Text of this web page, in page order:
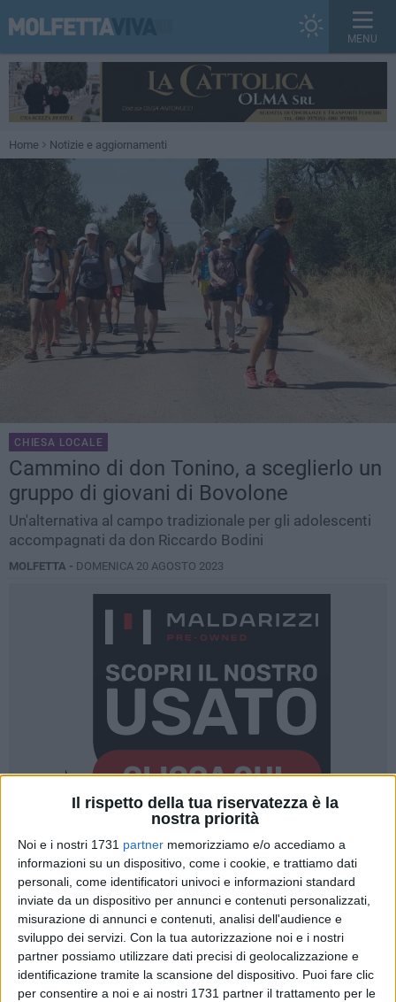
Il rispetto della tua riservatezza è la
nostra priorità
Noi e i nostri 1731 partner memorizziamo e/o accediamo a
informazioni su un dispositivo, come i cookie, e trattiamo dati
personali, come identificatori univoci e informazioni standard
inviate da un dispositivo per annunci e contenuti personalizzati,
misurazione di annunci e contenuti, analisi dell'audience e
sviluppo dei servizi. Con la tua autorizzazione noi e i nostri
partner possiamo utilizzare dati precisi di geolocalizzazione e
identificazione tramite la scansione del dispositivo. Puoi fare clic
per consentire a noi e ai nostri 1731 partner il trattamento per le
MENU
Home Notizie e aggiornamenti
CHIESA LOCALE
Cammino di don Tonino, a sceglierlo un
gruppo di giovani di Bovolone
Un'alternativa al campo tradizionale per gli adolescenti
accompagnati da don Riccardo Bodini
MOLFETTA - DOMENICA 20 AGOSTO 2023
25
In questi giorni un gruppo parrocchiale composto da circa
trenta adolescenti provenienti da Bovolone (VR) sta
percorrendo le tappe della diocesi di Molfetta, Ruvo,
Giovinazzo e Terlizzi del Cammino di don Tonino.